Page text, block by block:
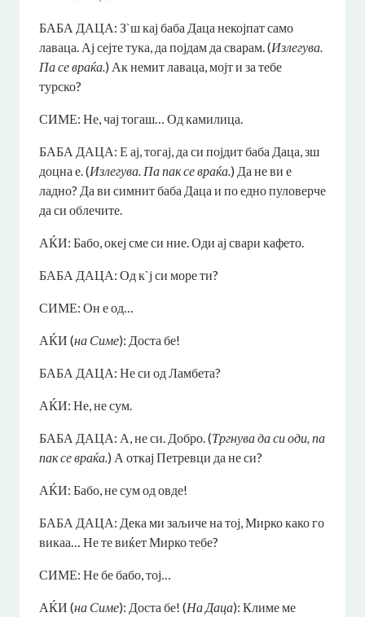
БАБА ДАЦА: З`ш кај баба Даца некојпат само
лаваца. Ај сејте тука, да појдам да сварам. (Излегува.
Па се враќа.) Ак немит лаваца, мојт и за тебе
турско?
СИМЕ: Не, чај тогаш… Од камилица.
БАБА ДАЦА: Е ај, тогај, да си појдит баба Даца, зш
доцна е. (Излегува. Па пак се враќа.) Да не ви е
ладно? Да ви симнит баба Даца и по едно пуловерче
да си облечите.
АЌИ: Бабо, океј сме си ние. Оди ај свари кафето.
БАБА ДАЦА: Од к`ј си море ти?
СИМЕ: Он е од…
АЌИ (на Симе): Доста бе!
БАБА ДАЦА: Не си од Ламбета?
АЌИ: Не, не сум.
БАБА ДАЦА: А, не си. Добро. (Тргнува да си оди, па
пак се враќа.) А откај Петревци да не си?
АЌИ: Бабо, не сум од овде!
БАБА ДАЦА: Дека ми заљиче на тој, Мирко како го
викаа… Не те виќет Мирко тебе?
СИМЕ: Не бе бабо, тој…
АЌИ (на Симе): Доста бе! (На Даца): Климе ме